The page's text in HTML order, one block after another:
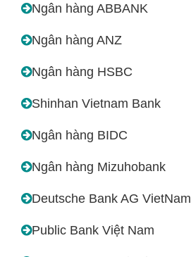
Ngân hàng ABBANK
Ngân hàng ANZ
Ngân hàng HSBC
Shinhan Vietnam Bank
Ngân hàng BIDC
Ngân hàng Mizuhobank
Deutsche Bank AG VietNam
Public Bank Việt Nam